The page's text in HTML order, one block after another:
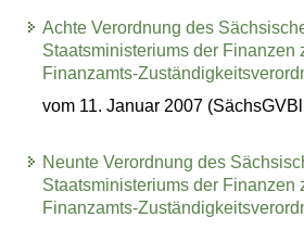
Achte Verordnung des
Staatsministeriums der Finanzen
Finanzamts-
vom 11. Januar 2007
Neunte Verordnung des
Staatsministeriums der Finanzen
Finanzamts-